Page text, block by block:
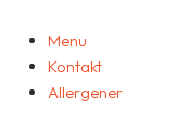
Menu
Kontakt
Allergener